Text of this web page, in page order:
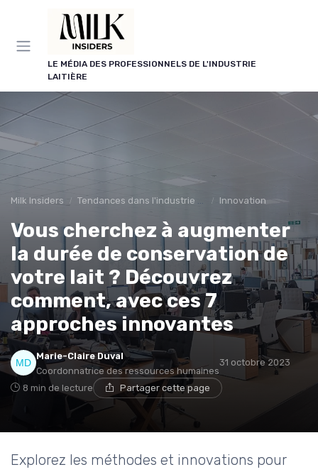
LE MÉDIA DES PROFESSIONNELS DE L'INDUSTRIE
LAITIÈRE
Milk Insiders Tendances dans l'industrie des produits laitiers Innovation
Vous cherchez à augmenter
la durée de conservation de
votre lait ? Découvrez
comment, avec ces 7
approches innovantes
Marie-Claire Duval
Coordonnatrice des ressources humaines
31 octobre 2023
8 min de lecture Partager cette page
Explorez les méthodes et innovations pour